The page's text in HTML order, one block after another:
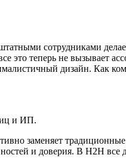
сотрудниками
это теперь не вызывает
дизайн. Как
и ИП.
заменяет
и доверия. В H2H все